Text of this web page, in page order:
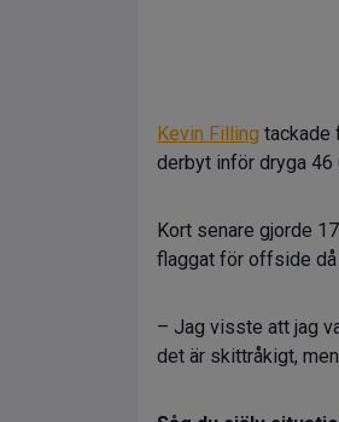
Kevin Filling tackade
derbyt inför dryga 46
Kort senare gjorde
flaggat för offside
– Jag visste att jag
det är skittråkigt,